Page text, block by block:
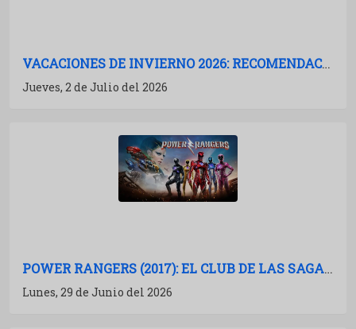
VACACIONES DE INVIERNO 2026: RECOMENDACIONES DE PELÍCULAS PARA IR AL CINE
Jueves, 2 de Julio del 2026
POWER RANGERS (2017): EL CLUB DE LAS SAGAS MUERTAS
Lunes, 29 de Junio del 2026